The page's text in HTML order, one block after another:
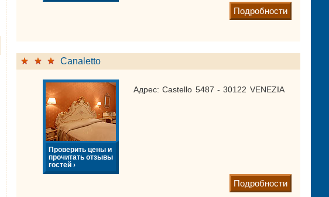
Подробности
Canaletto
Проверить цены и
прочитать отзывы
гостей ›
Адрес: Castello 5487 - 30122 VENEZIA
Подробности